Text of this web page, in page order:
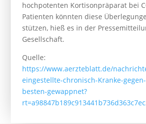
hochpotenten Kortisonpräparat bei
Patienten könnten diese
stützen, hieß es in der
Gesellschaft.
Quelle:
https://www.aerzteblatt.de/
eingestellte-chronisch-Kranke-gegen-
besten-gewappnet?